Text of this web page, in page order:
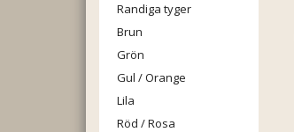
Randiga tyger
Brun
Grön
Gul / Orange
Lila
Röd / Rosa